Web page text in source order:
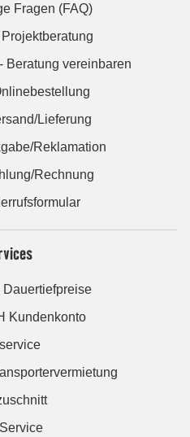
Fragen (FAQ)
Beratung vereinbaren
Lieferung
Reklamation
Rechnung
Kundenkonto